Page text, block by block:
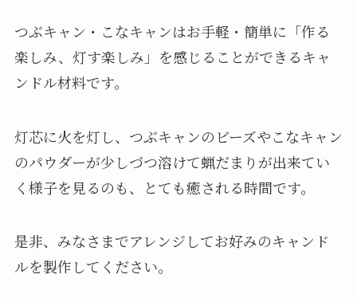
つぶキャン・こなキャンはお手軽・簡単に「作る
楽しみ、灯す楽しみ」を感じることができるキャ
ンドル材料です。
灯芯に火を灯し、つぶキャンのビーズやこなキャン
のパウダーが少しづつ溶けて蝋だまりが出来てい
く様子を見るのも、とても癒される時間です。
是非、みなさまでアレンジしてお好みのキャンド
ルを製作してください。